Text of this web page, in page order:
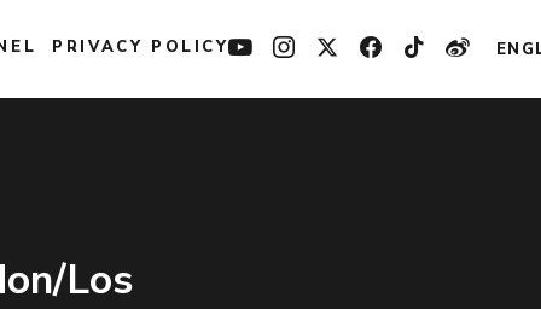
PRIVACY POLICY
Los